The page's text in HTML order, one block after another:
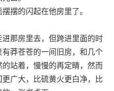
的闪起在他房里了。
那房里去，但跨进里面的时
莽苍苍的一间旧房，和几个
站着，慢慢的再定睛，然而
广大，比硫黄火更白净，比